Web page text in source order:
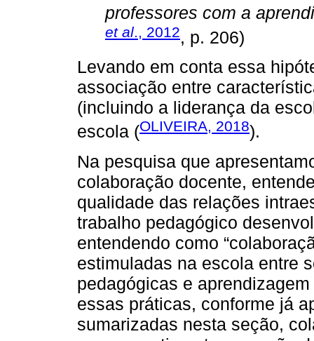
professores com a
et al ., 2012, p. 206)
Levando em conta essa
associação entre
(incluindo a liderança da
escola (OLIVEIRA, 2018).
Na pesquisa que
colaboração docente,
qualidade das relações
trabalho pedagógico
entendendo como
estimuladas na escola entre
pedagógicas e
essas práticas, conforme já
sumarizadas nesta seção,